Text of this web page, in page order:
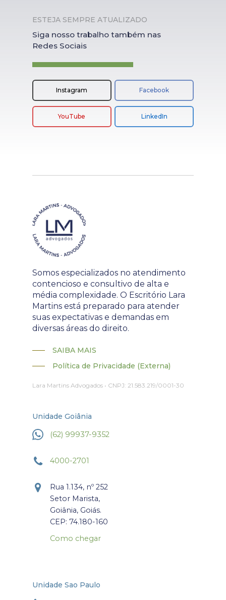
ESTEJA SEMPRE ATUALIZADO
Siga nosso trabalho também nas
Redes Sociais
Instagram Facebook
YouTube LinkedIn
Somos especializados no atendimento
contencioso e consultivo de alta e
média complexidade. O Escritório Lara
Martins está preparado para atender
suas expectativas e demandas em
diversas áreas do direito.
SAIBA MAIS
Política de Privacidade (Externa)
Lara Martins Advogados • CNPJ: 21.583.219/0001-30
Unidade Goiânia
(62) 99937-9352
4000-2701
Rua 1.134, nº 252
Setor Marista,
Goiânia, Goiás.
CEP: 74.180-160
Como chegar
Unidade Sao Paulo